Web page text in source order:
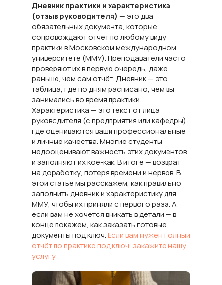
Дневник практики и характеристика
(отзыв руководителя) — это два
обязательных документа, которые
сопровождают отчёт по любому виду
практики в Московском международном
университете (ММУ). Преподаватели часто
проверяют их в первую очередь, даже
раньше, чем сам отчёт. Дневник — это
таблица, где по дням расписано, чем вы
занимались во время практики.
Характеристика — это текст от лица
руководителя (с предприятия или кафедры),
где оцениваются ваши профессиональные
и личные качества. Многие студенты
недооценивают важность этих документов
и заполняют их кое-как. В итоге — возврат
на доработку, потеря времени и нервов. В
этой статье мы расскажем, как правильно
заполнить дневник и характеристику для
ММУ, чтобы их приняли с первого раза. А
если вам не хочется вникать в детали — в
конце покажем, как заказать готовые
документы под ключ.Если вам нужен полный
отчёт по практике под ключ, закажите нашу
услугу